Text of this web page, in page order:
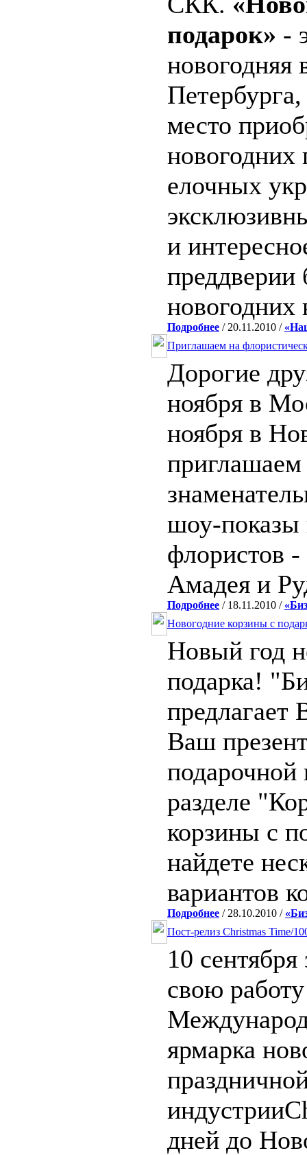
подарок» -
новогодняя
место
новогодних
елочных
и
новогодних
Подробнее / 20.11.2010 /
Приглашаем на
Дорогие
ноября в
ноября в
шоу-показы
флористов
Амадея и
Подробнее / 18.11.2010 /
Новогодние корзины с
Новый год
подарка!
Ваш
разделе
корзины с
найдете
вариантов
Подробнее / 28.10.2010 /
Пост-релиз Christmas Time/
10
свою
ярмарка
дней до